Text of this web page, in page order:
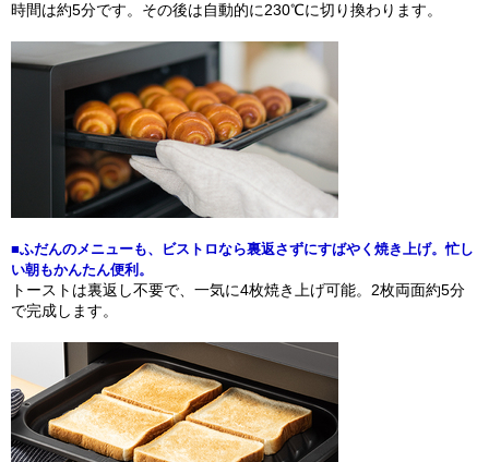
時間は約5分です。その後は自動的に230℃に切り換わります。
■ふだんのメニューも、ビストロなら裏返さずにすばやく焼き上げ。忙し
い朝もかんたん便利。
トーストは裏返し不要で、一気に4枚焼き上げ可能。2枚両面約5分
で完成します。